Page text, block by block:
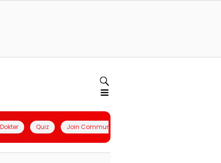
Quiz Join Community